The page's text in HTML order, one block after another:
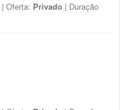
| Oferta: Privado | Duração